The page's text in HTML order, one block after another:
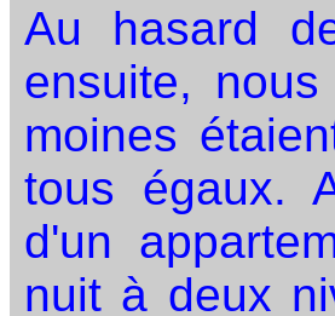
Au hasard
ensuite,
moines
tous égaux.
d'un
nuit à deux